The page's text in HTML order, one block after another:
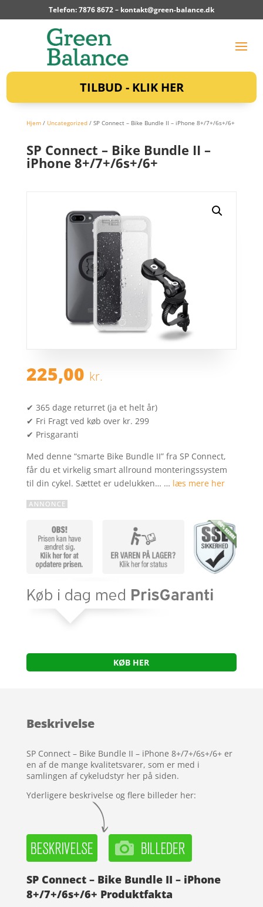
Telefon: 7876 8672 – kontakt@green-balance.dk
TILBUD - KLIK HER
Hjem/ Uncategorized/ SP Connect – Bike Bundle II – iPhone 8+/7+/6s+/6+
SP Connect – Bike Bundle II –
iPhone 8+/7+/6s+/6+
225,00 kr.
✔ 365 dage returret (ja et helt år)
✔ Fri Fragt ved køb over kr. 299
✔ Prisgaranti
Med denne “smarte Bike Bundle II” fra SP Connect,
får du et virkelig smart allround monteringssystem
til din cykel. Sættet er udelukken… … læs mere her
KØB HER
Beskrivelse
SP Connect – Bike Bundle II – iPhone 8+/7+/6s+/6+ er
en af de mange kvalitetsvarer, som er med i
samlingen af cykeludstyr her på siden.
Yderligere beskrivelse og flere billeder her:
SP Connect – Bike Bundle II – iPhone
8+/7+/6s+/6+ Produktfakta